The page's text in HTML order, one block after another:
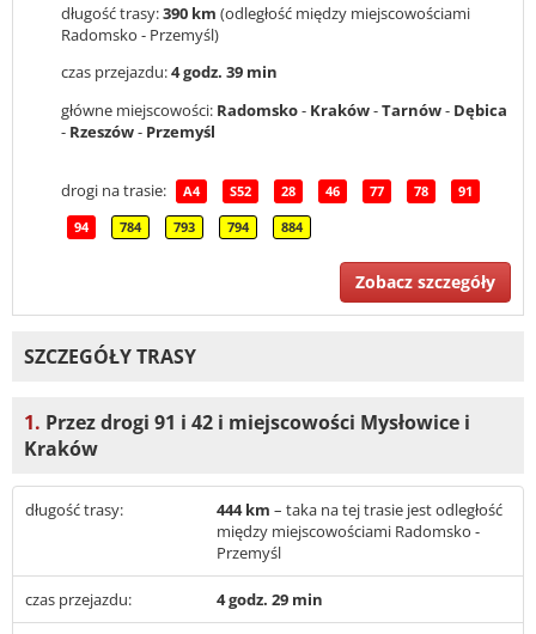
długość trasy:390 km (odległość między miejscowościami
Radomsko - Przemyśl)
czas przejazdu:4 godz. 39 min
główne miejscowości: Radomsko- Kraków-Tarnów- Dębica
- Rzeszów- Przemyśl
drogi na trasie: A4 S52 28 46 77 78 91
94 784 793 794 884
Zobacz szczegóły
SZCZEGÓŁY TRASY
1. Przez drogi 91 i 42 i miejscowości Mysłowice i
Kraków
długość trasy: 444 km – taka na tej trasie jest odległość
między miejscowościami Radomsko -
Przemyśl
czas przejazdu: 4 godz. 29 min